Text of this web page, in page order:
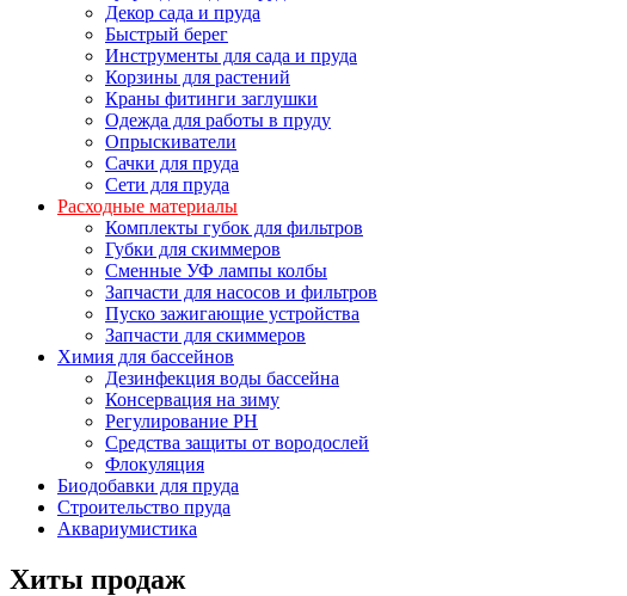
Декор сада и пруда
Быстрый берег
Инструменты для сада и пруда
Корзины для растений
Краны фитинги заглушки
Одежда для работы в пруду
Опрыскиватели
Сачки для пруда
Сети для пруда
Расходные материалы
Комплекты губок для фильтров
Губки для скиммеров
Сменные УФ лампы колбы
Запчасти для насосов и фильтров
Пуско зажигающие устройства
Запчасти для скиммеров
Химия для бассейнов
Дезинфекция воды бассейна
Консервация на зиму
Регулирование PH
Средства защиты от вородослей
Флокуляция
Биодобавки для пруда
Строительство пруда
Аквариумистика
Хиты продаж